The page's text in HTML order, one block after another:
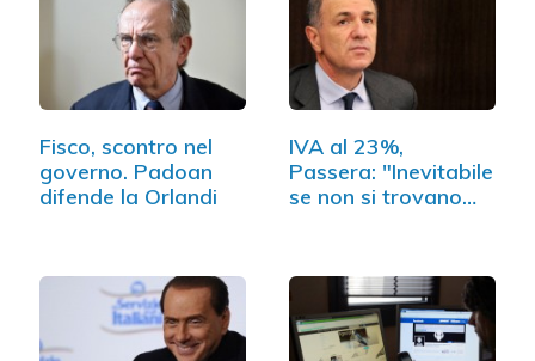
Fisco, scontro nel
governo. Padoan
difende la Orlandi
IVA al 23%,
Passera: "Inevitabile
se non si trovano…